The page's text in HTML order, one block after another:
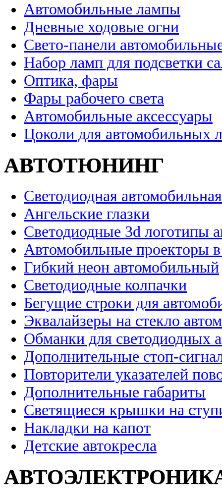
Автомобильные лампы
Дневные ходовые огни
Свето-панели
Набор ламп для подсветки
Оптика, фары
Фары рабочего света
Автомобильные аксессуары
Цоколи для автомобильных
АВТОТЮНИНГ
Светодиодная
Ангельские глазки
Светодиодные 3d логотипы
Автомобильные проекторы
Гибкий неон автомобильный
Светодиодные колпачки
Бегущие строки для
Эквалайзеры на стекло
Обманки для светодиодных
Дополнительные стоп-
Повторители указателей
Дополнительные габариты
Светящиеся крышки на
Накладки на капот
Детские автокресла